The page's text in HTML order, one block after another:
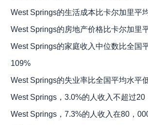
West Springs的生活成本比卡尔加里平
West Springs的房地产价格比卡尔加里
West Springs的家庭收入中位数比全国
109%
West Springs的失业率比全国平均水平
West Springs，3.0%的人收入不超过20
West Springs，7.3%的人收入在80，